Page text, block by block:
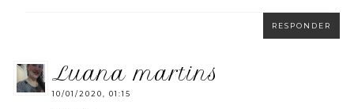
RESPONDER
luana martins
10/01/2020, 01:15